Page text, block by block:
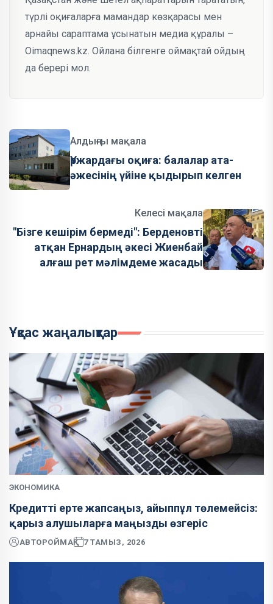
түрлі оқиғаларға мамандар көзқарасы мен
арнайы сараптама ұсынатын медиа құралы –
Oimaqnews.kz. Ойлана білгенге оймақтай ойдың
да берері мол.
Алдыңғы мақала
Үржардағы оқиға: балалар ата-
әжесінің үйіне қыдырып келген
Келесі мақала
"Бізге кешірім бермеді": Берденовті
атқан Ернардың әкесі Жиенбай
алғаш рет мәлімдеме жасады
Ұқсас жаңалықтар
ЭКОНОМИКА
Кредитті ерте жапсаңыз, айыппұл төлемейсіз:
қарыз алушыларға маңызды өзгеріс
АВТОРОЙМАҚ 7 ТАМЫЗ, 2026